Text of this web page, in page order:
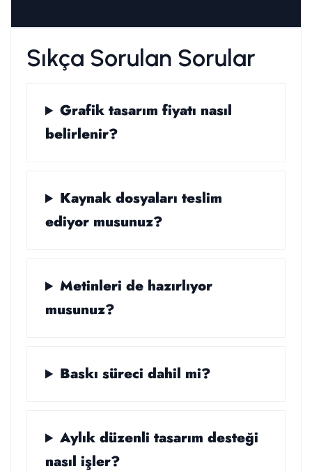
Sıkça Sorulan Sorular
Grafik tasarım fiyatı nasıl
belirlenir?
Kaynak dosyaları teslim
ediyor musunuz?
Metinleri de hazırlıyor
musunuz?
Baskı süreci dahil mi?
Aylık düzenli tasarım desteği
nasıl işler?